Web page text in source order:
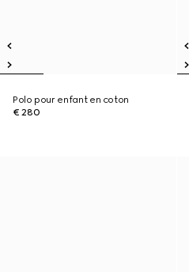
Polo pour enfant en coton
€ 280